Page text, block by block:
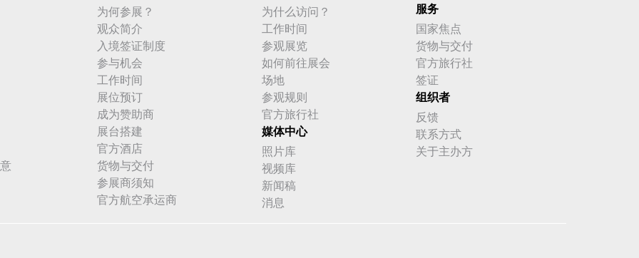
为何参展？
观众简介
入境签证制度
参与机会
工作时间
展位预订
成为赞助商
展台搭建
官方酒店
货物与交付
参展商须知
官方航空承运商
为什么访问？
工作时间
参观展览
如何前往展会
场地
参观规则
官方旅行社
媒体中心
照片库
视频库
新闻稿
消息
服务
国家焦点
货物与交付
官方旅行社
签证
组织者
反馈
联系方式
关于主办方